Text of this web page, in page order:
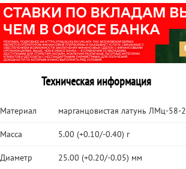
Техническая информация
Материал марганцовистая латунь ЛМц-58-2
Масса 5.00 (+0.10/-0.40) г
Диаметр 25.00 (+0.20/-0.05) мм